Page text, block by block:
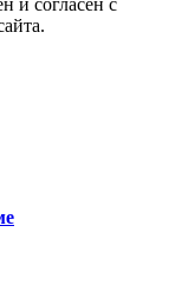
и согласен с